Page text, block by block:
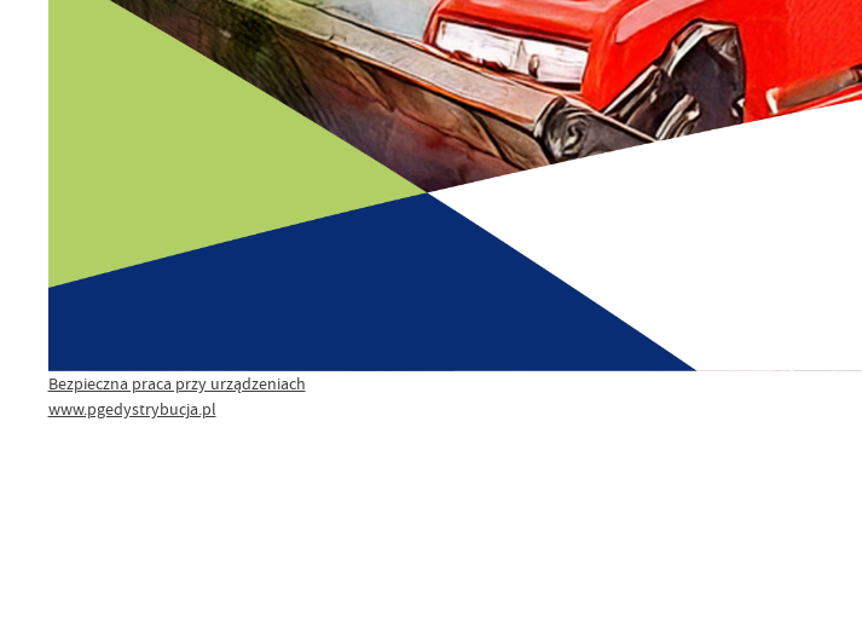
Bezpieczna praca przy urządzeniach
www.pgedystrybucja.pl